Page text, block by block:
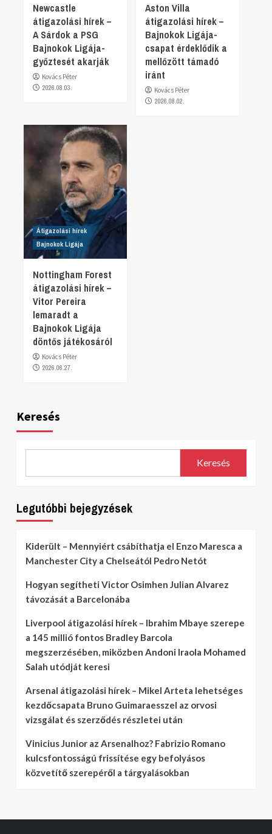
Newcastle
átigazolási hírek –
A Sárdok a PSG
Bajnokok Ligája-
győztesét akarják
Kovács Péter
2026.08.03.
Aston Villa
átigazolási hírek –
Bajnokok Ligája-
csapat érdeklődik a
mellőzött támadó
iránt
Kovács Péter
2026.08.02.
Átigazolási hírek
Bajnokok Ligája
Nottingham Forest
átigazolási hírek –
Vitor Pereira
lemaradt a
Bajnokok Ligája
döntős játékosáról
Kovács Péter
2026.06.27.
Keresés
Keresés
Legutóbbi bejegyzések
Kiderült – Mennyiért csábíthatja el Enzo Maresca a
Manchester City a Chelseától Pedro Netót
Hogyan segítheti Victor Osimhen Julian Alvarez
távozását a Barcelonába
Liverpool átigazolási hírek – Ibrahim Mbaye szerepe
a 145 millió fontos Bradley Barcola
megszerzésében, miközben Andoni Iraola Mohamed
Salah utódját keresi
Arsenal átigazolási hírek – Mikel Arteta lehetséges
kezdőcsapata Bruno Guimaraesszel az orvosi
vizsgálat és szerződés részletei után
Vinicius Junior az Arsenalhoz? Fabrizio Romano
kulcsfontosságú frissítése egy befolyásos
közvetítő szerepéről a tárgyalásokban